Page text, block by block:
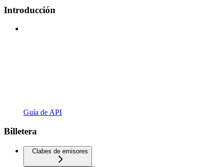
Introducción
Guía de API
Billetera
Clabes de emisores